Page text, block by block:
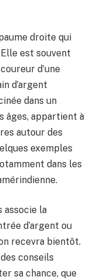
droite qui
est souvent
d’une
d’argent
dans un
âges, appartient à
autour des
exemples
dans les
associe la
d’argent ou
recevra bientôt.
conseils
sa chance, que